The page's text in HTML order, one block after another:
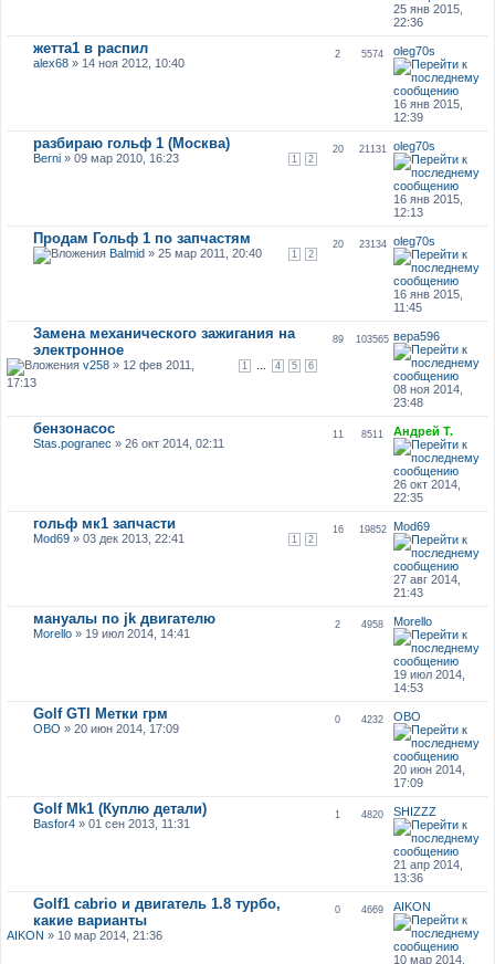
25 янв 2015,
22:36
жетта1 в распил
alex68» 14 ноя 2012, 10:40
2 5574 oleg70s
16 янв 2015,
12:39
разбираю гольф 1 (Москва)
1 2
Berni» 09 мар 2010, 16:23
20 21131 oleg70s
16 янв 2015,
12:13
Продам Гольф 1 по запчастям
1 2
Balmid» 25 мар 2011, 20:40
20 23134 oleg70s
16 янв 2015,
11:45
Замена механического зажигания на
электронное
1 4 5 6
v258» 12 фев 2011,
17:13
89 103565 вера596
08 ноя 2014,
23:48
бензонасос
Stas.pogranec » 26 окт 2014, 02:11
11 8511 Андрей Т.
26 окт 2014,
22:35
гольф мк1 запчасти
1 2
Mod69» 03 дек 2013, 22:41
16 19852 Mod69
27 авг 2014,
21:43
мануалы по jk двигателю
Morello» 19 июл 2014, 14:41
2 4958 Morello
19 июл 2014,
14:53
Golf GTI Метки грм
ОВО » 20 июн 2014, 17:09
0 4232 ОВО
20 июн 2014,
17:09
Golf Mk1 (Куплю детали)
Basfor4» 01 сен 2013, 11:31
1 4820 SHIZZZ
21 апр 2014,
13:36
Golf1 cabrio и двигатель 1.8 турбо,
какие варианты
AIKON » 10 мар 2014, 21:36
0 4669 AIKON
10 мар 2014,